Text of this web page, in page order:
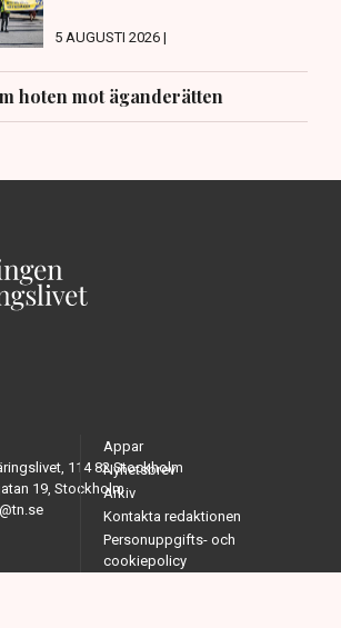
5 AUGUSTI 2026 |
hoten mot äganderätten
114 82 Stockholm
19, Stockholm
Appar
Nyhetsbrev
Arkiv
Kontakta redaktionen
Personuppgifts- och
cookiepolicy